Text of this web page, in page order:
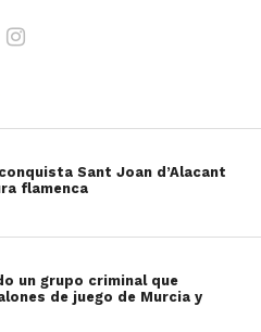
Sant Joan d’Alacant
flamenca
un grupo criminal que
de juego de Murcia y